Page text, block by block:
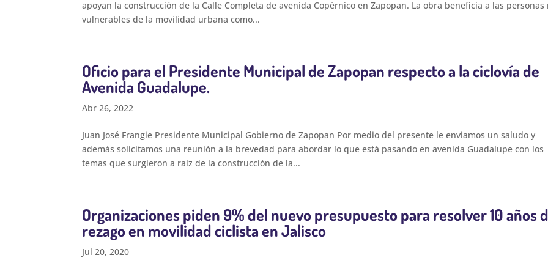
apoyan la construcción de la Calle Completa de avenida Copérnico en Zapopan. La obra beneficia a las personas
vulnerables de la movilidad urbana como...
Oficio para el Presidente Municipal de Zapopan respecto a la ciclovía de
Avenida Guadalupe.
Abr 26, 2022
Juan José Frangie Presidente Municipal Gobierno de Zapopan Por medio del presente le enviamos un saludo y
además solicitamos una reunión a la brevedad para abordar lo que está pasando en avenida Guadalupe con los
temas que surgieron a raíz de la construcción de la...
Organizaciones piden 9% del nuevo presupuesto para resolver 10 años
rezago en movilidad ciclista en Jalisco
Jul 20, 2020